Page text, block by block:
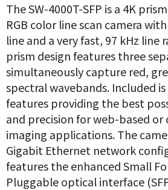
The SW-4000T-SFP is a 4K
RGB color line scan camera
line and a very fast, 97 kHz line
prism design features three
simultaneously capture red,
spectral wavebands. Included
features providing the best
and precision for web-based
imaging applications. The
Gigabit Ethernet network
features the enhanced Small
Pluggable optical interface